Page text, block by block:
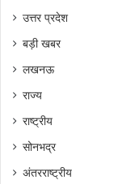
उत्तर प्रदेश
बड़ी खबर
लखनऊ
राज्य
राष्ट्रीय
सोनभद्र
अंतरराष्ट्रीय